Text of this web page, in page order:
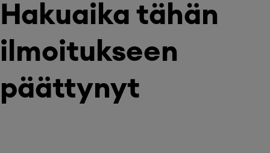
Hakuaika tähän
ilmoitukseen
päättynyt